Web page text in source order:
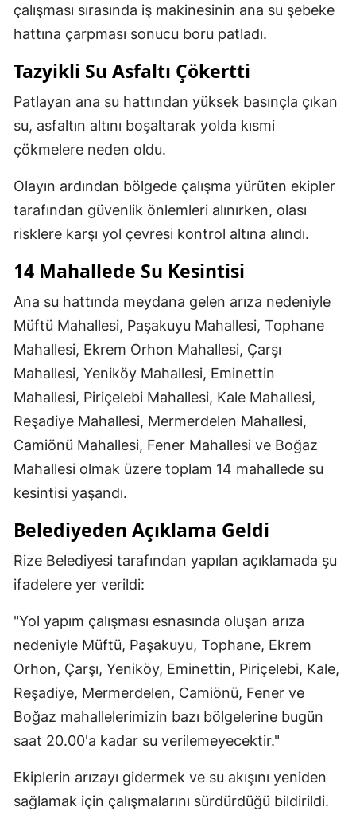
çalışması sırasında iş makinesinin ana su şebeke
hattına çarpması sonucu boru patladı.
Tazyikli Su Asfaltı Çökertti
Patlayan ana su hattından yüksek basınçla çıkan
su, asfaltın altını boşaltarak yolda kısmi
çökmelere neden oldu.
Olayın ardından bölgede çalışma yürüten ekipler
tarafından güvenlik önlemleri alınırken, olası
risklere karşı yol çevresi kontrol altına alındı.
14 Mahallede Su Kesintisi
Ana su hattında meydana gelen arıza nedeniyle
Müftü Mahallesi, Paşakuyu Mahallesi, Tophane
Mahallesi, Ekrem Orhon Mahallesi, Çarşı
Mahallesi, Yeniköy Mahallesi, Eminettin
Mahallesi, Piriçelebi Mahallesi, Kale Mahallesi,
Reşadiye Mahallesi, Mermerdelen Mahallesi,
Camiönü Mahallesi, Fener Mahallesi ve Boğaz
Mahallesi olmak üzere toplam 14 mahallede su
kesintisi yaşandı.
Belediyeden Açıklama Geldi
Rize Belediyesi tarafından yapılan açıklamada şu
ifadelere yer verildi:
"Yol yapım çalışması esnasında oluşan arıza
nedeniyle Müftü, Paşakuyu, Tophane, Ekrem
Orhon, Çarşı, Yeniköy, Eminettin, Piriçelebi, Kale,
Reşadiye, Mermerdelen, Camiönü, Fener ve
Boğaz mahallelerimizin bazı bölgelerine bugün
saat 20.00'a kadar su verilemeyecektir."
Ekiplerin arızayı gidermek ve su akışını yeniden
sağlamak için çalışmalarını sürdürdüğü bildirildi.